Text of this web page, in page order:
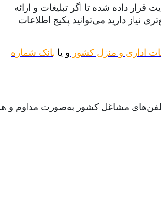
داده شده تا اگر تبلیغات و ارائه
نیاز دارید می‌توانید پکیج اطلاعات
اداری و منزل کشور و یا بانک شماره
مشاغل کشور به‌صورت مداوم و